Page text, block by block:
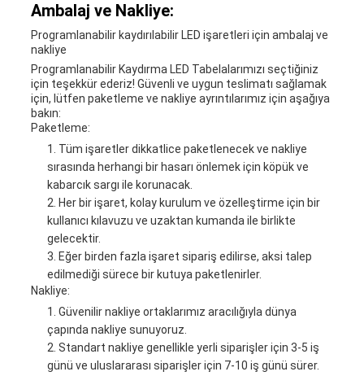
Ambalaj ve Nakliye:
Programlanabilir kaydırılabilir LED işaretleri için ambalaj ve
nakliye
Programlanabilir Kaydırma LED Tabelalarımızı seçtiğiniz
için teşekkür ederiz! Güvenli ve uygun teslimatı sağlamak
için, lütfen paketleme ve nakliye ayrıntılarımız için aşağıya
bakın:
Paketleme:
Tüm işaretler dikkatlice paketlenecek ve nakliye
sırasında herhangi bir hasarı önlemek için köpük ve
kabarcık sargı ile korunacak.
Her bir işaret, kolay kurulum ve özelleştirme için bir
kullanıcı kılavuzu ve uzaktan kumanda ile birlikte
gelecektir.
Eğer birden fazla işaret sipariş edilirse, aksi talep
edilmediği sürece bir kutuya paketlenirler.
Nakliye:
Güvenilir nakliye ortaklarımız aracılığıyla dünya
çapında nakliye sunuyoruz.
Standart nakliye genellikle yerli siparişler için 3-5 iş
günü ve uluslararası siparişler için 7-10 iş günü sürer.